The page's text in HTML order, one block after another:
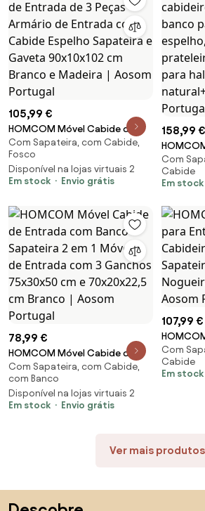
105,99 €
HOMCOM Móvel Cabide de
Entrada de 3 Peças Armário de
Entrada com Cabide Espelho
Sapateira e Gaveta 90x10x102
cm Branco e Madeira | Aosom
Com Sapateira, com Cabide,
Fosco
Disponível na lojas virtuais 2
Em stock
Envio grátis
158,99 €
para
Com
Cabide
Em stock
78,99 €
HOMCOM Móvel Cabide de
Entrada com Banco Sapateira 2
em 1 Móveis de Entrada com 3
Ganchos 75x30x50 cm e
70x20x22,5 cm Branco | Aosom
Com Sapateira, com Cabide,
com Banco
Disponível na lojas virtuais 2
Em stock
Envio grátis
107,99 €
Entrada
Espelho
Cor
Com
Cabide
Em stock
Ver mais produtos